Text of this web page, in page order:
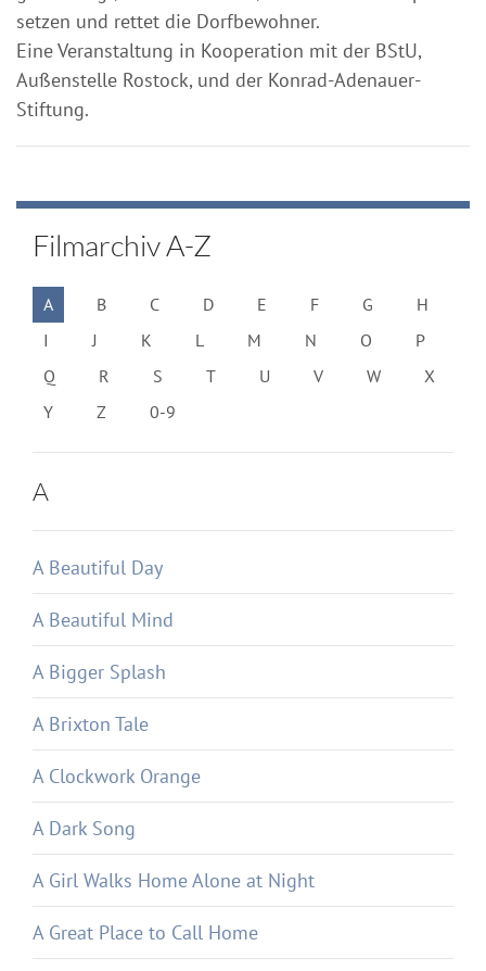
setzen und rettet die Dorfbewohner.
Eine Veranstaltung in Kooperation mit der BStU,
Außenstelle Rostock, und der Konrad-Adenauer-
Stiftung.
Filmarchiv A-Z
A B C D E F G
H
I
J K L M N O
P
Q
R S T U V W
X
Y
Z 0-9
A
A Beautiful Day
A Beautiful Mind
A Bigger Splash
A Brixton Tale
A Clockwork Orange
A Dark Song
A Girl Walks Home Alone at Night
A Great Place to Call Home